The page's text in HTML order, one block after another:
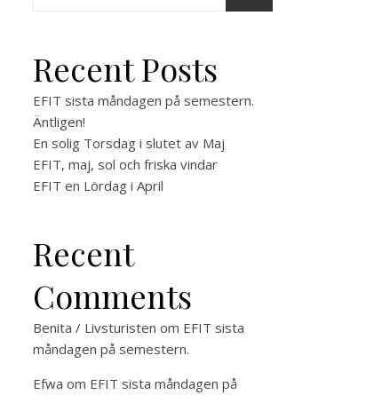
Recent Posts
EFIT sista måndagen på semestern.
Äntligen!
En solig Torsdag i slutet av Maj
EFIT, maj, sol och friska vindar
EFIT en Lördag i April
Recent
Comments
Benita / Livsturisten om EFIT sista
måndagen på semestern.
Efwa om EFIT sista måndagen på